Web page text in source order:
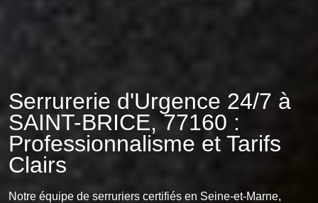
Serrurerie d'Urgence 24/7 à
SAINT-BRICE, 77160 :
Professionnalisme et Tarifs
Clairs
Notre équipe de serruriers certifiés en Seine-et-Marne,